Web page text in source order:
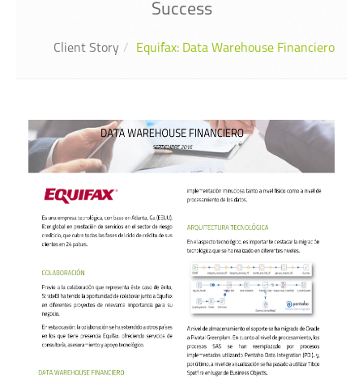
Success
Client Story Equifax: Data Warehouse Financiero